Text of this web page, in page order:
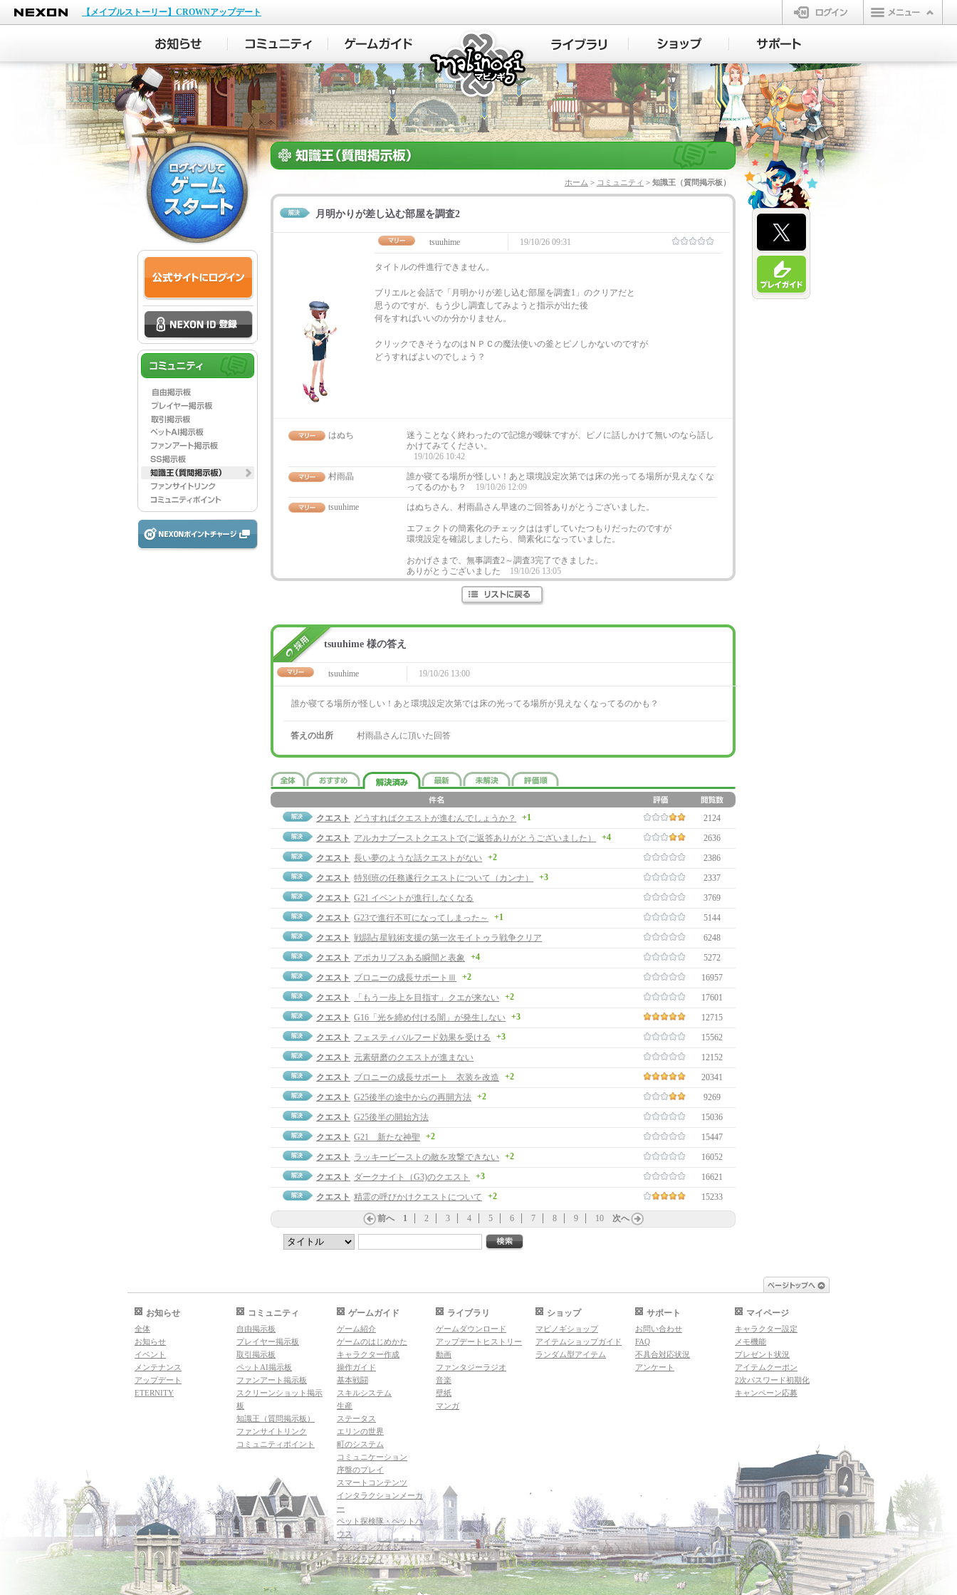
NEXON
【メイプルストーリー】CROWNアップデート
ログイン
マビノギ
ホーム > コミュニティ > 知識王（質問掲示板）
月明かりが差し込む部屋を調査2
tsuuhime 19/10/26 09:31
タイトルの件進行できません。
ブリエルと会話で「月明かりが差し込む部屋を調査1」のクリアだと
思うのですが、もう少し調査してみようと指示が出た後
何をすればいいのか分かりません。
クリックできそうなのはＮＰＣの魔法使いの釜とピノしかないのですが
どうすればよいのでしょう？
はぬち
迷うことなく終わったので記憶が曖昧ですが、ピノに話しかけて無いのなら話し
かけてみてください。
19/10/26 10:42
村雨晶
誰か寝てる場所が怪しい！あと環境設定次第では床の光ってる場所が見えなくな
ってるのかも？
19/10/26 12:09
tsuuhime
はぬちさん、村雨晶さん早速のご回答ありがとうございました。
エフェクトの簡素化のチェックははずしていたつもりだったのですが
環境設定を確認しましたら、簡素化になっていました。
おかげさまで、無事調査2～調査3完了できました。
ありがとうございました
19/10/26 13:05
tsuuhime 様の答え
tsuuhime 19/10/26 13:00
誰か寝てる場所が怪しい！あと環境設定次第では床の光ってる場所が見えなくなってるのかも？
答えの出所 村雨晶さんに頂いた回答
クエスト どうすればクエストが進むんでしょうか？ +1
2124
クエスト アルカナブーストクエストで(ご返答ありがとうございました） +4
2636
クエスト 長い夢のような話クエストがない +2
2386
クエスト 特別班の任務遂行クエストについて（カンナ） +3
2337
クエスト G21 イベントが進行しなくなる
3769
クエスト G23で進行不可になってしまった～ +1
5144
クエスト 戦闘占星戦術支援の第一次モイトゥラ戦争クリア
6248
クエスト アポカリプスある瞬間と表象 +4
5272
クエスト ブロニーの成長サポートⅢ +2
16957
クエスト
「もう一歩上を目指す」クエが来ない +2
17601
クエスト G16「光を締め付ける闇」が発生しない +3
12715
クエスト フェスティバルフード効果を受ける +3
15562
クエスト 元素研磨のクエストが進まない
12152
クエスト ブロニーの成長サポート 衣装を改造 +2
20341
クエスト G25後半の途中からの再開方法 +2
9269
クエスト G25後半の開始方法
15036
クエスト G21 新たな神聖 +2
15447
クエスト ラッキービーストの敵を攻撃できない +2
16052
クエスト ダークナイト（G3)のクエスト +3
16621
クエスト 精霊の呼びかけクエストについて +2 15233
前へ 1 2 3 4 5 6 7 8 9 10 次へ
お知らせ
全体
お知らせ
イベント
メンテナンス
アップデート
ETERNITY
コミュニティ
自由掲示板
プレイヤー掲示板
取引掲示板
ペットAI掲示板
ファンアート掲示板
スクリーンショット掲示
板
知識王（質問掲示板）
ファンサイトリンク
コミュニティポイント
ゲームガイド
ゲーム紹介
ゲームのはじめかた
キャラクター作成
操作ガイド
基本戦闘
スキルシステム
生産
ステータス
エリンの世界
町のシステム
コミュニケーション
序盤のプレイ
スマートコンテンツ
インタラクションメーカ
ー
ペット探検隊・ペットハ
ウス
ダンジョンガイド
マギグラフィ
ライブラリ
ゲームダウンロード
アップデートヒストリー
動画
ファンタジーラジオ
音楽
壁紙
マンガ
ショップ
マビノギショップ
アイテムショップガイド
ランダム型アイテム
サポート
お問い合わせ
FAQ
不具合対応状況
アンケート
マイページ
キャラクター設定
メモ機能
プレゼント状況
アイテムクーポン
2次パスワード初期化
キャンペーン応募